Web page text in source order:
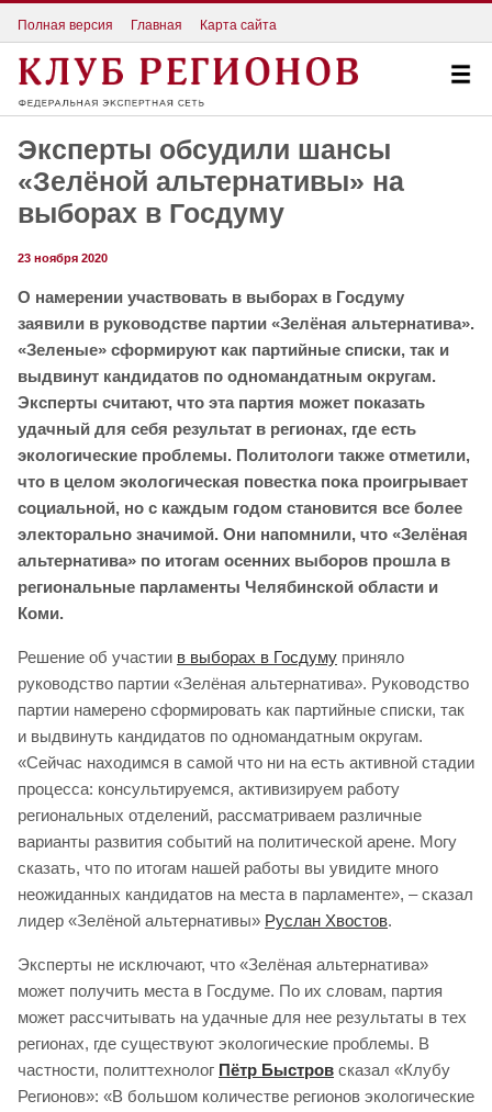
Полная версия Главная Карта сайта
Эксперты обсудили шансы
«Зелёной альтернативы» на
выборах в Госдуму
23 ноября 2020
О намерении участвовать в выборах в Госдуму
заявили в руководстве партии «Зелёная альтернатива».
«Зеленые» сформируют как партийные списки, так и
выдвинут кандидатов по одномандатным округам.
Эксперты считают, что эта партия может показать
удачный для себя результат в регионах, где есть
экологические проблемы. Политологи также отметили,
что в целом экологическая повестка пока проигрывает
социальной, но с каждым годом становится все более
электорально значимой. Они напомнили, что «Зелёная
альтернатива» по итогам осенних выборов прошла в
региональные парламенты Челябинской области и
Коми.
Решение об участии в выборах в Госдуму приняло
руководство партии «Зелёная альтернатива». Руководство
партии намерено сформировать как партийные списки, так
и выдвинуть кандидатов по одномандатным округам.
«Сейчас находимся в самой что ни на есть активной стадии
процесса: консультируемся, активизируем работу
региональных отделений, рассматриваем различные
варианты развития событий на политической арене. Могу
сказать, что по итогам нашей работы вы увидите много
неожиданных кандидатов на места в парламенте», – сказал
лидер «Зелёной альтернативы» Руслан Хвостов.
Эксперты не исключают, что «Зелёная альтернатива»
может получить места в Госдуме. По их словам, партия
может рассчитывать на удачные для нее результаты в тех
регионах, где существуют экологические проблемы. В
частности, политтехнолог Пётр Быстров сказал «Клубу
Регионов»: «В большом количестве регионов экологические